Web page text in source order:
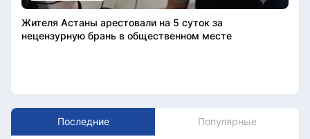
Жителя Астаны арестовали на 5 суток за
нецензурную брань в общественном месте
Последние Популярные